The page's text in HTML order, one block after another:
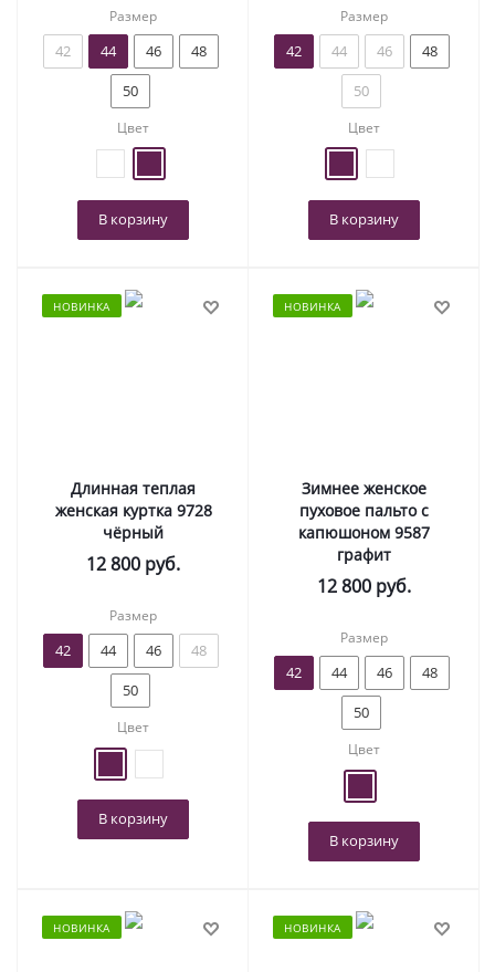
Размер
42 44 46
48
50
Цвет
В корзину
Размер
42 44 46
48
50
Цвет
В корзину
НОВИНКА
Длинная теплая
женская куртка 9728
чёрный
12 800 руб.
Размер
42 44 46
48
50
Цвет
В корзину
НОВИНКА
Зимнее женское
пуховое пальто с
капюшоном 9587
графит
12 800 руб.
Размер
42 44 46
48
50
Цвет
В корзину
НОВИНКА НОВИНКА